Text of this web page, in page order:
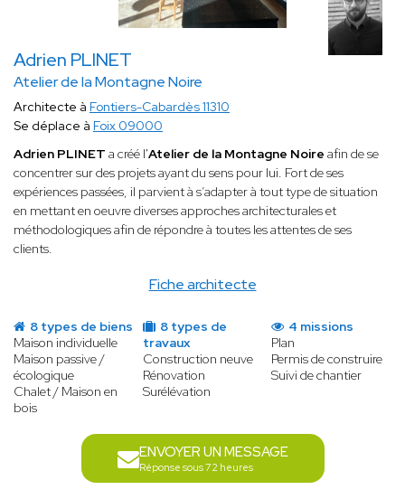
Adrien PLINET
Atelier de la Montagne Noire
Fiche architecte
Architecte à Fontiers-Cabardès 11310
Se déplace à Foix 09000
Adrien PLINET a créé l'Atelier de la Montagne Noire afin de se
concentrer sur des projets ayant du sens pour lui. Fort de ses
expériences passées, il parvient à s’adapter à tout type de situation
en mettant en oeuvre diverses approches architecturales et
méthodologiques afin de répondre à toutes les attentes de ses
clients.
8 types de biens
Maison individuelle
Maison passive /
écologique
Chalet / Maison en
bois
8 types de
travaux
Construction neuve
Rénovation
Surélévation
4 missions
Plan
Permis de construire
Suivi de chantier
ENVOYER UN MESSAGE
Réponse sous 72 heures